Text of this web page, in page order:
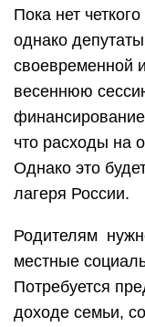
Пока нет
однако
своевременной
весеннюю
что расходы на
Однако это
лагеря России.
Родителям
местные
Потребуется
доходе семьи,